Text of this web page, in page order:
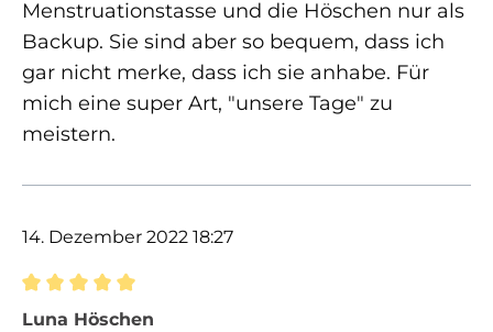
Menstruationstasse und die Höschen nur als
Backup. Sie sind aber so bequem, dass ich
gar nicht merke, dass ich sie anhabe. Für
mich eine super Art, "unsere Tage" zu
meistern.
14. Dezember 2022 18:27
Bewertung mit 5 von 5 Sternen
Luna Höschen